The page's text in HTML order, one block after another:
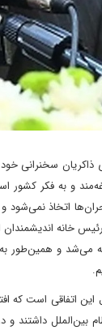
ذاکریان سخنرانی
و به فکر
اتخاذ نمی‌شود و
رئیس خانه
می‌شد و همین‌طور
بین‌الملل داشتند